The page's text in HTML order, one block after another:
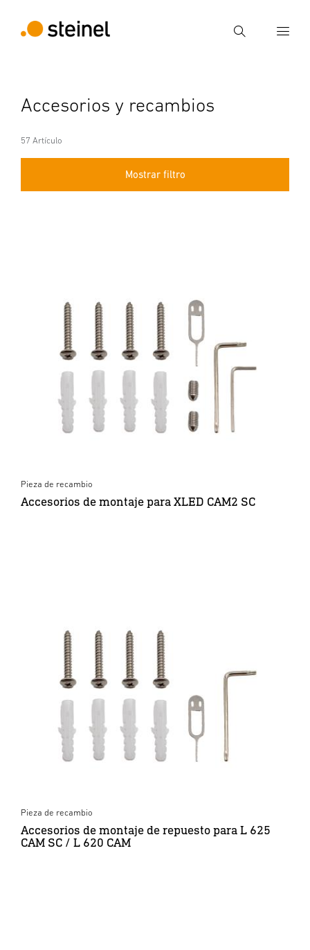
Búsqueda
Búsqueda
Accesorios y recambios
57 Artículo
Mostrar filtro
Pieza de recambio
Accesorios de montaje para XLED CAM2 SC
Pieza de recambio
Accesorios de montaje de repuesto para L 625
CAM SC / L 620 CAM